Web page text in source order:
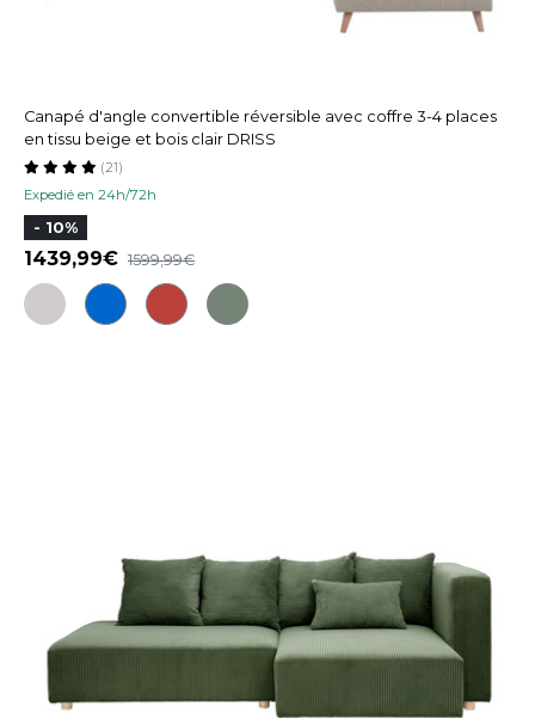
Canapé d'angle convertible réversible avec coffre 3-4 places
en tissu beige et bois clair DRISS
Expedié en 24h/72h
(21)
- 10%
1439,99 1599,99